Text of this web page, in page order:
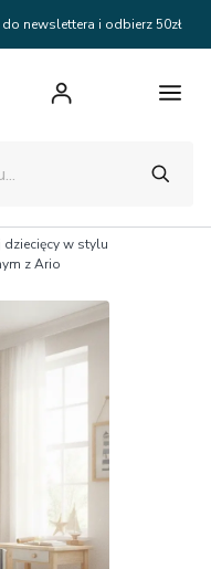
newslettera i odbierz 50zł
w stylu
z Ario